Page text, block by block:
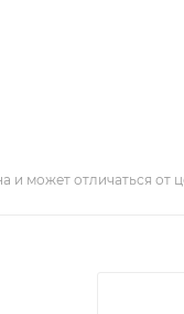
и может отличаться от